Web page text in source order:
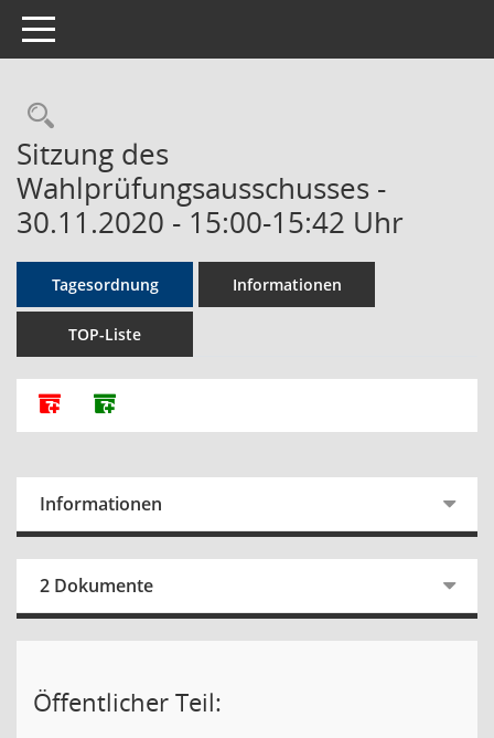
Toggle navigation
Rechercheauswahl
Sitzung des
Wahlprüfungsausschusses -
30.11.2020 - 15:00-15:42 Uhr
Tagesordnung Informationen
TOP-Liste
Alle Dokumente zu dieser Sitzung zusammenfassen
Dokumente ohne Anlagen zusammenfassen
Informationen
2 Dokumente
Öffentlicher Teil: